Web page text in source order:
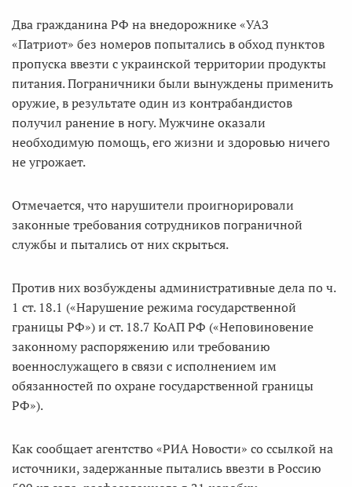
Два гражданина РФ на внедорожнике «УАЗ
«Патриот» без номеров попытались в обход пунктов
пропуска ввезти с украинской территории продукты
питания. Пограничники были вынуждены применить
оружие, в результате один из контрабандистов
получил ранение в ногу. Мужчине оказали
необходимую помощь, его жизни и здоровью ничего
не угрожает.
Отмечается, что нарушители проигнорировали
законные требования сотрудников пограничной
службы и пытались от них скрыться.
Против них возбуждены административные дела по ч.
1 ст. 18.1 («Нарушение режима государственной
границы РФ») и ст. 18.7 КоАП РФ («Неповиновение
законному распоряжению или требованию
военнослужащего в связи с исполнением им
обязанностей по охране государственной границы
РФ»).
Как сообщает агентство «РИА Новости» со ссылкой на
источники, задержанные пытались ввезти в Россию